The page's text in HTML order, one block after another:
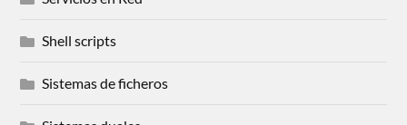
Shell scripts
Sistemas de ficheros